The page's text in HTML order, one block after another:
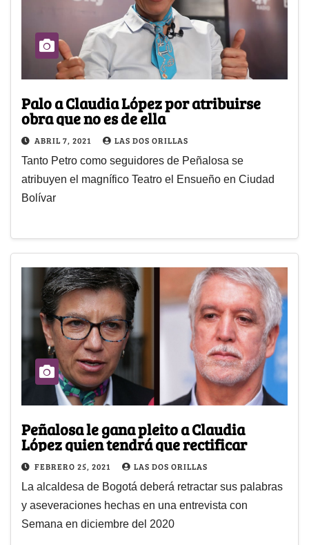
Palo a Claudia López por atribuirse
obra que no es de ella
ABRIL 7, 2021 LAS DOS ORILLAS
Tanto Petro como seguidores de Peñalosa se
atribuyen el magnífico Teatro el Ensueño en Ciudad
Bolívar
Peñalosa le gana pleito a Claudia
López quien tendrá que rectificar
FEBRERO 25, 2021 LAS DOS ORILLAS
La alcaldesa de Bogotá deberá retractar sus palabras
y aseveraciones hechas en una entrevista con
Semana en diciembre del 2020